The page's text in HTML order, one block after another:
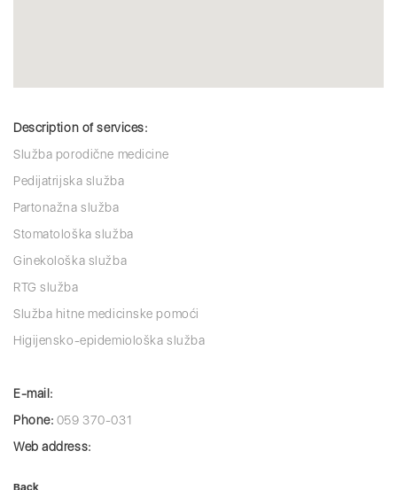
Description of services:
Služba porodične medicine
Pedijatrijska služba
Partonažna služba
Stomatološka služba
Ginekološka služba
RTG služba
Služba hitne medicinske pomoći
Higijensko-epidemiološka služba
E-mail:
Phone: 059 370-031
Web address:
Back